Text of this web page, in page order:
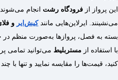
این پرواز از فرودگاه رشت انجام می‌شوند
می‌نشینند. ایرلاین‌هایی مانندکیش‌ایر و
بسته به فصل، پروازها به‌صورت منظم در
با استفاده از مستربلیط می‌توانید تمامی
کنید، قیمت‌ها را مقایسه نمایید و تنها با